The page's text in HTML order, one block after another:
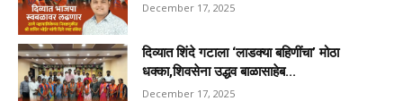
December 17, 2025
दिव्यात शिंदे गटाला ‘लाडक्या बहिणींचा’ मोठा
धक्का,शिवसेना उद्धव बाळासाहेब...
December 17, 2025